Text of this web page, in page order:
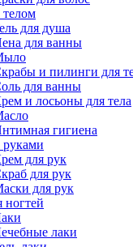
телом
для душа
для ванны
и пилинги для
для ванны
и лосьоны для тела
гигиена
руками
для рук
для рук
для рук
ногтей
лаки